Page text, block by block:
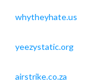
whytheyhate.us
yeezystatic.org
airstrike.co.za